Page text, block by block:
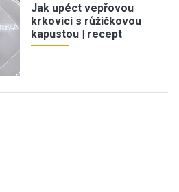
Jak upéct vepřovou
krkovici s růžičkovou
kapustou | recept